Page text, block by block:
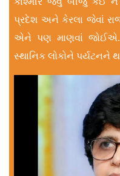
પ્રદેશ અને કેરલા જેવાં
એને પણ માણવાં જોઈએ.
સ્થાનિક લોકોને